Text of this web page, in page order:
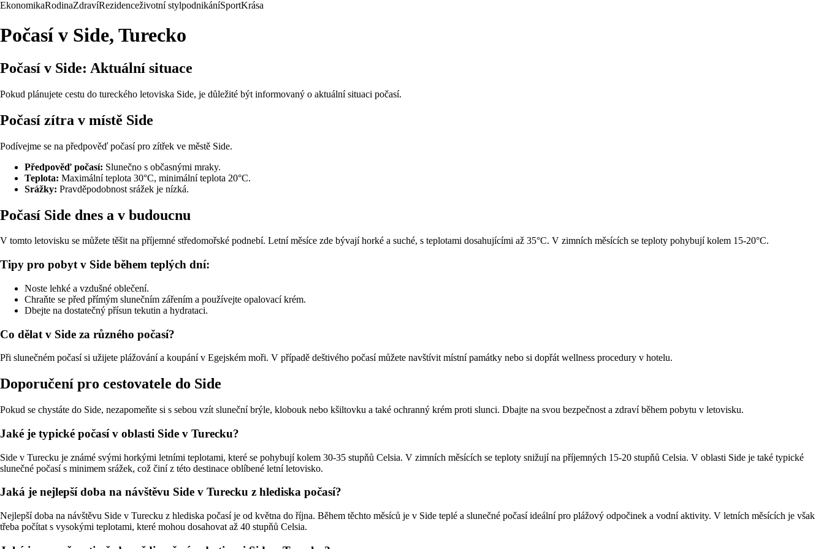
EkonomikaRodinaZdravíRezidenceživotní stylpodnikáníSportKrása
Počasí v Side, Turecko
Počasí v Side: Aktuální situace
Pokud plánujete cestu do tureckého letoviska Side, je důležité být informovaný o aktuální situaci počasí.
Počasí zítra v místě Side
Podívejme se na předpověď počasí pro zítřek ve městě Side.
Předpověď počasí: Slunečno s občasnými mraky.
Teplota: Maximální teplota 30°C, minimální teplota 20°C.
Srážky: Pravděpodobnost srážek je nízká.
Počasí Side dnes a v budoucnu
V tomto letovisku se můžete těšit na příjemné středomořské podnebí. Letní měsíce zde bývají horké a suché, s teplotami dosahujícími až 35°C. V zimních měsících se teploty pohybují kolem 15-20°C.
Tipy pro pobyt v Side během teplých dní:
Noste lehké a vzdušné oblečení.
Chraňte se před přímým slunečním zářením a používejte opalovací krém.
Dbejte na dostatečný přísun tekutin a hydrataci.
Co dělat v Side za různého počasí?
Při slunečném počasí si užijete plážování a koupání v Egejském moři. V případě deštivého počasí můžete navštívit místní památky nebo si dopřát wellness procedury v hotelu.
Doporučení pro cestovatele do Side
Pokud se chystáte do Side, nezapomeňte si s sebou vzít sluneční brýle, klobouk nebo kšiltovku a také ochranný krém proti slunci. Dbajte na svou bezpečnost a zdraví během pobytu v letovisku.
Jaké je typické počasí v oblasti Side v Turecku?
Side v Turecku je známé svými horkými letními teplotami, které se pohybují kolem 30-35 stupňů Celsia. V zimních měsících se teploty snižují na příjemných 15-20 stupňů Celsia. V oblasti Side je také typické
slunečné počasí s minimem srážek, což činí z této destinace oblíbené letní letovisko.
Jaká je nejlepší doba na návštěvu Side v Turecku z hlediska počasí?
Nejlepší doba na návštěvu Side v Turecku z hlediska počasí je od května do října. Během těchto měsíců je v Side teplé a slunečné počasí ideální pro plážový odpočinek a vodní aktivity. V letních měsících je však
třeba počítat s vysokými teplotami, které mohou dosahovat až 40 stupňů Celsia.